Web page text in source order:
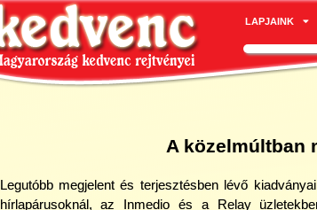
LAPJAINK
A közelmúltban
Legutóbb megjelent és terjesztésben lévő
hírlapárusoknál, az Inmedio és a Relay